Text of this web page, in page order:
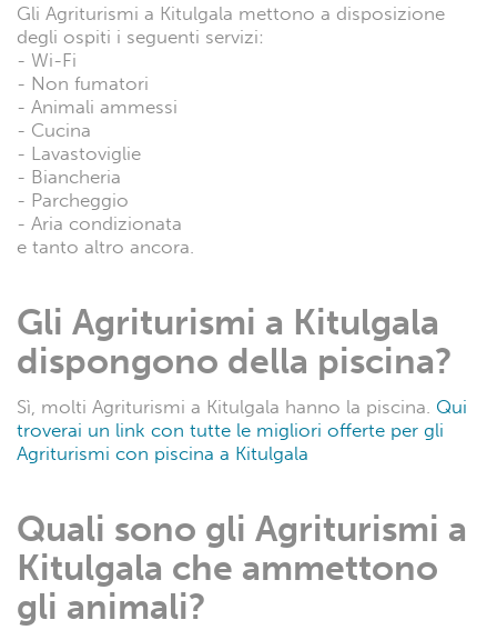
Gli Agriturismi a Kitulgala mettono a disposizione
degli ospiti i seguenti servizi:
- Wi-Fi
- Non fumatori
- Animali ammessi
- Cucina
- Lavastoviglie
- Biancheria
- Parcheggio
- Aria condizionata
e tanto altro ancora.
Gli Agriturismi a Kitulgala
dispongono della piscina?
Sì, molti Agriturismi a Kitulgala hanno la piscina. Qui
troverai un link con tutte le migliori offerte per gli
Agriturismi con piscina a Kitulgala
Quali sono gli Agriturismi a
Kitulgala che ammettono
gli animali?